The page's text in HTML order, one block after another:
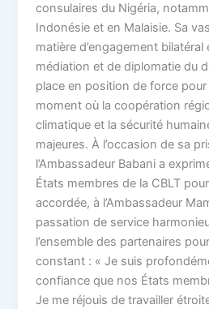
consulaires du Nigéria,
Indonésie et en Malaisie. Sa
matière d’engagement
médiation et de diplomatie du
place en position de force pour
moment où la coopération
climatique et la sécurité
majeures. À l’occasion de sa
l’Ambassadeur Babani a
États membres de la CBLT
accordée, à l’Ambassadeur
passation de service
l’ensemble des partenaires
constant : « Je suis
confiance que nos États
Je me réjouis de travailler